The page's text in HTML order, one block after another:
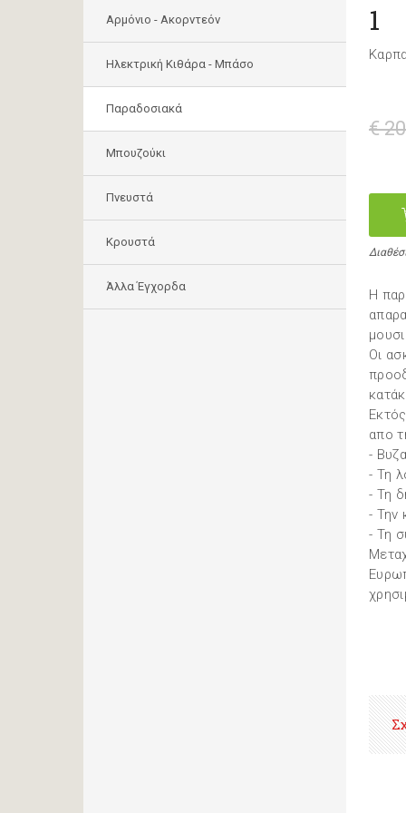
Αρμόνιο - Ακορντεόν
Ηλεκτρική Κιθάρα - Μπάσο
Παραδοσιακά
Μπουζούκι
Πνευστά
Κρουστά
Άλλα Έγχορδα
1
€
Η
Οι
απο
-
- Τη
- Τη
- Την
- Τη